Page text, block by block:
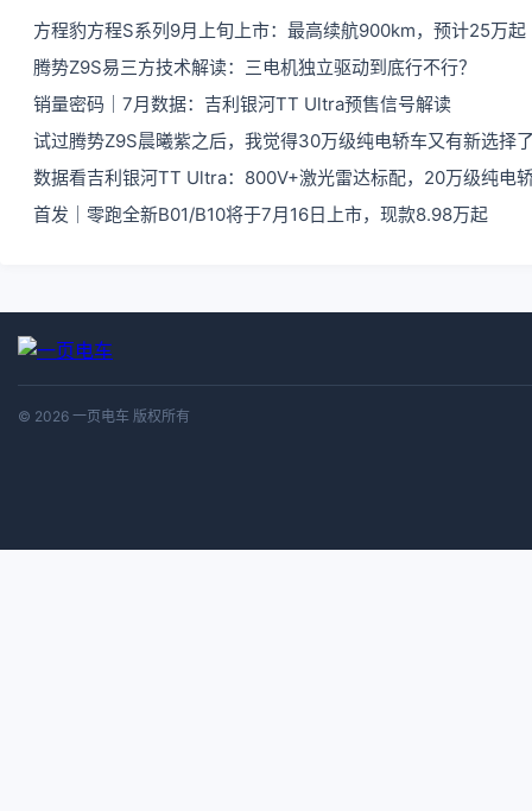
方程豹方程S系列9月上旬上市：最高续航900km，预计25万起
腾势Z9S易三方技术解读：三电机独立驱动到底行不行？
销量密码｜7月数据：吉利银河TT Ultra预售信号解读
试过腾势Z9S晨曦紫之后，我觉得30万级纯电轿车又有新选择
数据看吉利银河TT Ultra：800V+激光雷达标配，20万级纯电
首发｜零跑全新B01/B10将于7月16日上市，现款8.98万起
© 2026 一页电车 版权所有